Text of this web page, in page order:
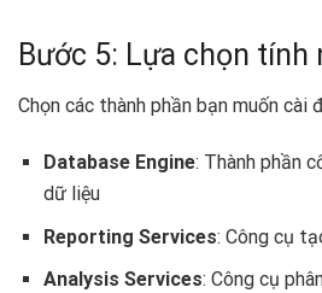
Bước 5: Lựa chọn tính
Chọn các thành phần bạn muốn cài
Database Engine: Thành phần
dữ liệu
Reporting Services: Công cụ
Analysis Services: Công cụ